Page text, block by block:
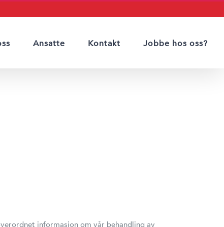
Ansatte Kontakt Jobbe hos oss?
informasjon om vår behandling av